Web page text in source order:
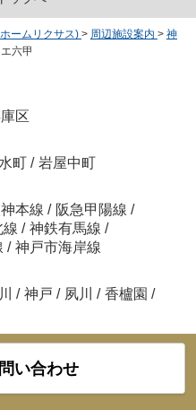
ームリクサス) > 周辺施設案内 > 神
六甲
区
町 / 岩屋中町
本線 / 阪急甲陽線 /
線 / 神鉄有馬線 /
/ 神戸市海岸線
/ 神戸 / 夙川 / 香櫨園 /
い合わせ